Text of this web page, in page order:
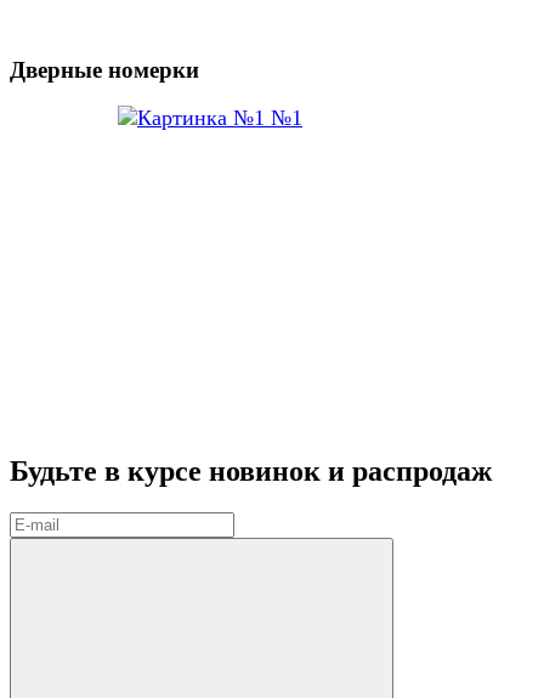
Дверные номерки
№1
Будьте в курсе новинок и распродаж